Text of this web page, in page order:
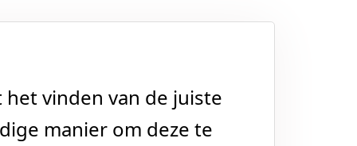
vinden van de juiste
manier om deze te